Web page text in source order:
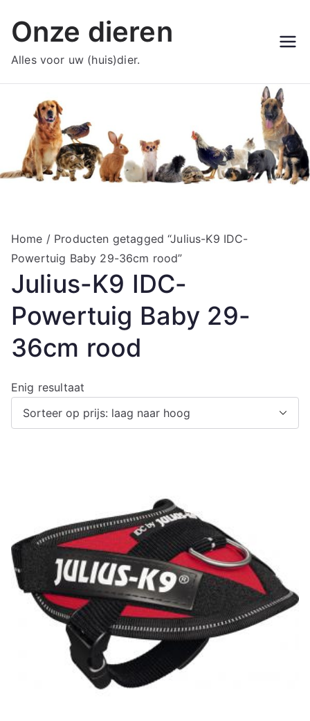
naar
inhoud
Onze dieren
Alles voor uw (huis)dier.
Home / Producten getagged “Julius-K9 IDC-
Powertuig Baby 29-36cm rood”
Julius-K9 IDC-
Powertuig Baby 29-
36cm rood
Enig resultaat